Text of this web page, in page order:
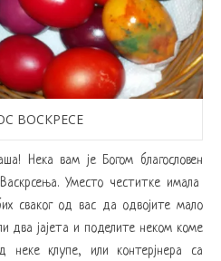
ВОСКРЕСЕ
Уместо честитке имала
сваког од вас да одвојите мало
два јајета и поделите неком коме
неке клупе, или контерјнера са